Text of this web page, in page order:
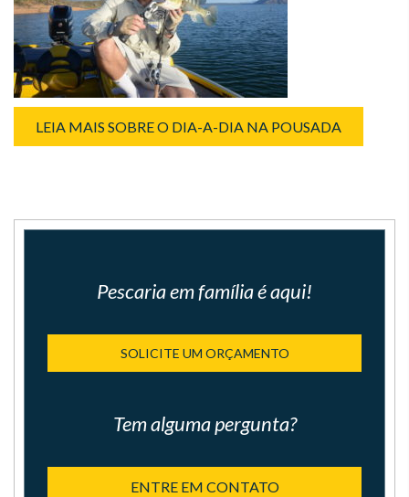
LEIA MAIS SOBRE O DIA-A-DIA NA POUSADA
Pescaria em família é aqui!
SOLICITE UM ORÇAMENTO
Tem alguma pergunta?
ENTRE EM CONTATO